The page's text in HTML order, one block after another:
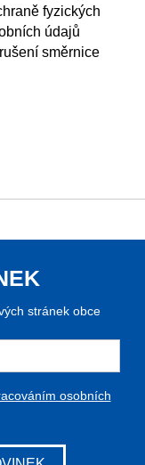
fyzických
údajů
směrnice
stránek obce
osobních